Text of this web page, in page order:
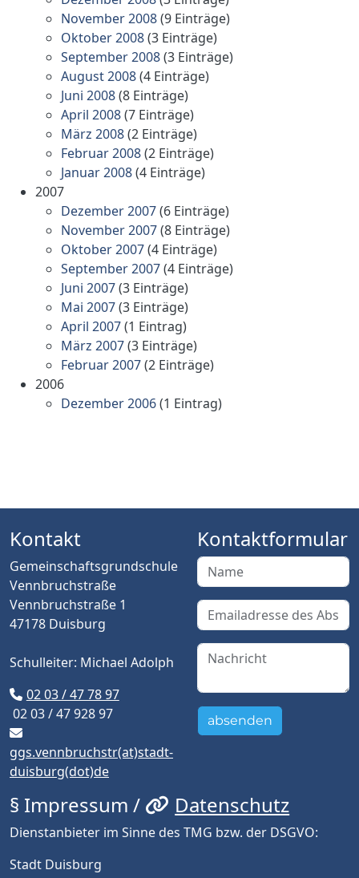
November 2008(9 Einträge)
Oktober 2008(3 Einträge)
September 2008(3 Einträge)
August 2008(4 Einträge)
Juni 2008(8 Einträge)
April 2008(7 Einträge)
März 2008(2 Einträge)
Februar 2008(2 Einträge)
Januar 2008(4 Einträge)
2007
Dezember 2007(6 Einträge)
November 2007(8 Einträge)
Oktober 2007(4 Einträge)
September 2007(4 Einträge)
Juni 2007(3 Einträge)
Mai 2007(3 Einträge)
April 2007(1 Eintrag)
März 2007(3 Einträge)
Februar 2007(2 Einträge)
2006
Dezember 2006(1 Eintrag)
Kontakt
Gemeinschaftsgrundschule
Vennbruchstraße
Vennbruchstraße 1
47178 Duisburg
Schulleiter: Michael Adolph
02 03 / 47 78 97
02 03 / 47 928 97
ggs.vennbruchstr(at)stadt-
duisburg(dot)de
Kontaktformular
absenden
§ Impressum / Datenschutz
Dienstanbieter im Sinne des TMG bzw. der DSGVO:
Stadt Duisburg